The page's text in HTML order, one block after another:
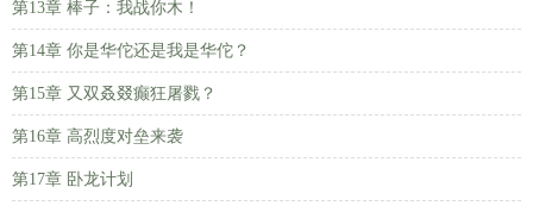
第13章 棒子：我战你木！
第14章 你是华佗还是我是华佗？
第15章 又双叒叕癫狂屠戮？
第16章 高烈度对垒来袭
第17章 卧龙计划